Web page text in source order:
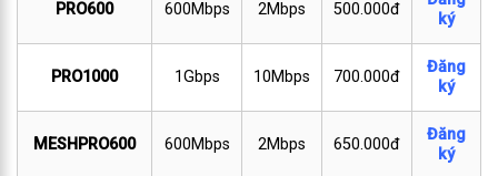
PRO600 600Mbps 2Mbps 500.000đ
ký
PRO1000 1Gbps 10Mbps 700.000đ
Đăng
ký
MESHPRO600 600Mbps 2Mbps 650.000đ
Đăng
ký